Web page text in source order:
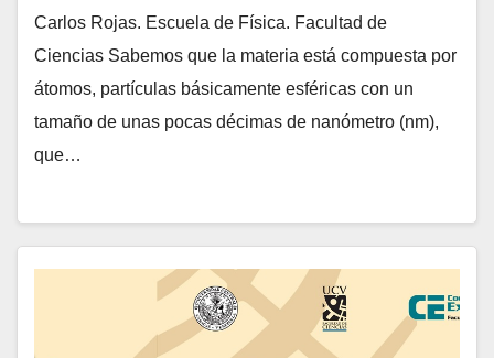
Carlos Rojas. Escuela de Física. Facultad de
Ciencias Sabemos que la materia está compuesta por
átomos, partículas básicamente esféricas con un
tamaño de unas pocas décimas de nanómetro (nm),
que…